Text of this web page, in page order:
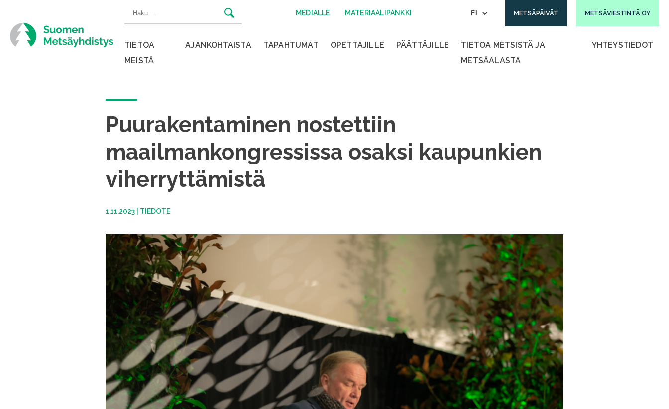
sisältöön
Haku: MEDIALLE MATERIAALIPANKKI METSÄPÄIVÄT METSÄVIESTINTÄ OY
TIETOA
MEISTÄ
AJANKOHTAISTA TAPAHTUMAT OPETTAJILLE PÄÄTTÄJILLE
TIETOA METSISTÄ JA
METSÄALASTA
YHTEYSTIEDOT
Puurakentaminen nostettiin
maailmankongressissa osaksi kaupunkien
viherryttämistä
1.11.2023 TIEDOTE